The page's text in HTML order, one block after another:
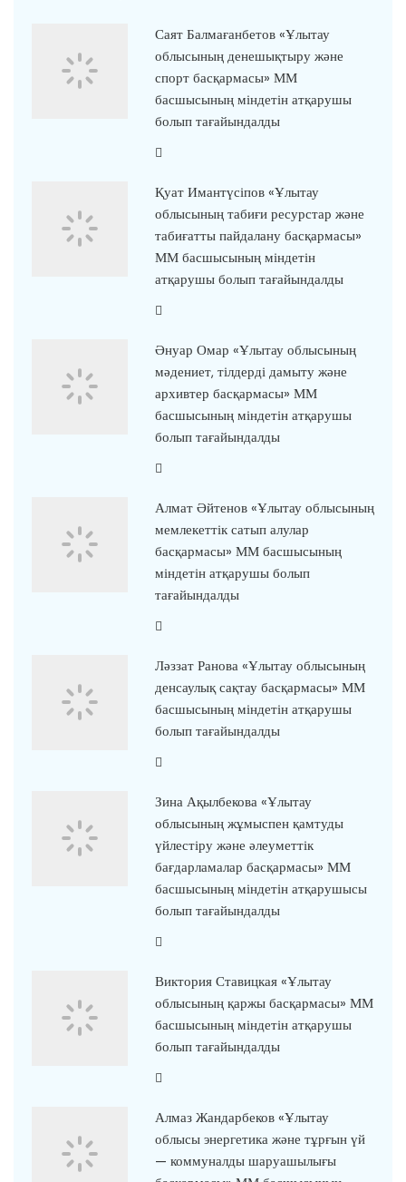
Саят Балмағанбетов «Ұлытау
облысының денешықтыру және
спорт басқармасы» ММ
басшысының міндетін атқарушы
болып тағайындалды
Қуат Имантүсіпов «Ұлытау
облысының табиғи ресурстар және
табиғатты пайдалану басқармасы»
ММ басшысының міндетін
атқарушы болып тағайындалды
Әнуар Омар «Ұлытау облысының
мәдениет, тілдерді дамыту және
архивтер басқармасы» ММ
басшысының міндетін атқарушы
болып тағайындалды
Алмат Әйтенов «Ұлытау облысының
мемлекеттік сатып алулар
басқармасы» ММ басшысының
міндетін атқарушы болып
тағайындалды
Ләззат Ранова «Ұлытау облысының
денсаулық сақтау басқармасы» ММ
басшысының міндетін атқарушы
болып тағайындалды
Зина Ақылбекова «Ұлытау
облысының жұмыспен қамтуды
үйлестіру және әлеуметтік
бағдарламалар басқармасы» ММ
басшысының міндетін атқарушысы
болып тағайындалды
Виктория Ставицкая «Ұлытау
облысының қаржы басқармасы» ММ
басшысының міндетін атқарушы
болып тағайындалды
Алмаз Жандарбеков «Ұлытау
облысы энергетика және тұрғын үй
— коммуналды шаруашылығы